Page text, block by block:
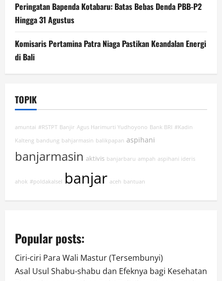
Peringatan Bapenda Kotabaru: Batas Bebas Denda PBB-P2
Hingga 31 Agustus
Komisaris Pertamina Patra Niaga Pastikan Keandalan Energi
di Bali
TOPIK
amuntai #RSTPT Banjir Agus Harimurti Yudhoyono Bank BRI #Kadin
Kalteng bandung bahjarmasin balikpapan aspihani
banjarmasin aktivis banjarbaru ampah aspihani ideris
ahok #poldakalsel banjar aceh bantuan
Popular posts:
Ciri-ciri Para Wali Mastur (Tersembunyi)
Asal Usul Shabu-shabu dan Efeknya bagi Kesehatan